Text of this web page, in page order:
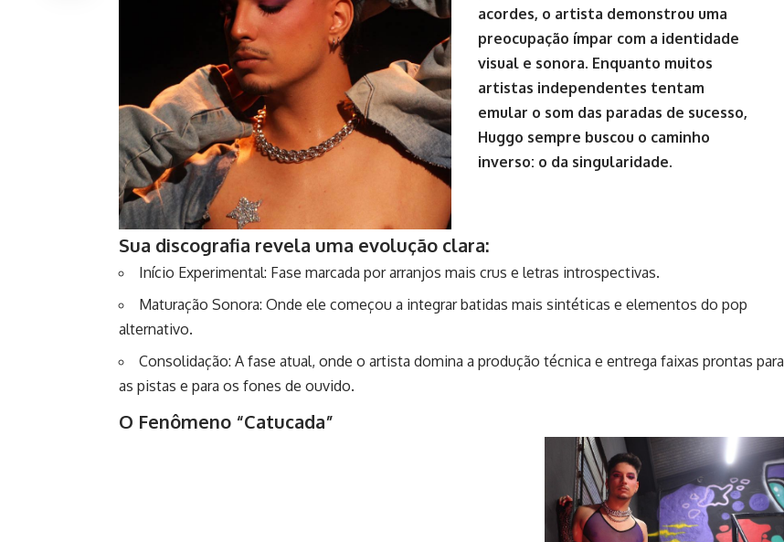
acordes, o artista demonstrou uma
preocupação ímpar com a identidade
visual e sonora. Enquanto muitos
artistas independentes tentam
emular o som das paradas de sucesso,
Huggo sempre buscou o caminho
inverso: o da singularidade.
Sua discografia revela uma evolução clara:
Início Experimental: Fase marcada por arranjos mais crus e letras introspectivas.
Maturação Sonora: Onde ele começou a integrar batidas mais sintéticas e elementos do pop
alternativo.
Consolidação: A fase atual, onde o artista domina a produção técnica e entrega faixas prontas para
as pistas e para os fones de ouvido.
O Fenômeno “Catucada”